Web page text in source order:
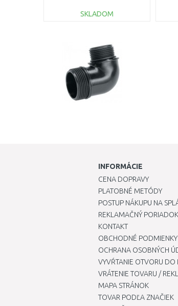
SKLADOM
Porovnať
INFORMÁCIE
CENA DOPRAVY
PLATOBNÉ METÓDY
POSTUP NÁKUPU NA
REKLAMAČNÝ PORIADOK
KONTAKT
OBCHODNÉ PODMIENKY
OCHRANA OSOBNÝCH
VYVŔTANIE OTVORU DO
VRÁTENIE TOVARU /
MAPA STRÁNOK
TOVAR PODĽA ZNAČIEK